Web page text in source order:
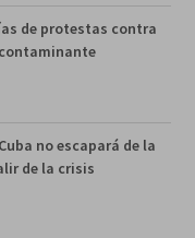
de protestas contra
no escapará de la
de la crisis